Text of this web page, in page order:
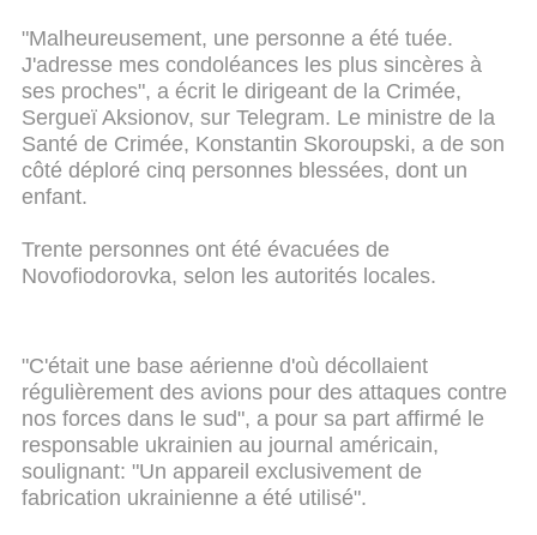
"Malheureusement, une personne a été tuée.
J'adresse mes condoléances les plus sincères à
ses proches", a écrit le dirigeant de la Crimée,
Sergueï Aksionov, sur Telegram. Le ministre de la
Santé de Crimée, Konstantin Skoroupski, a de son
côté déploré cinq personnes blessées, dont un
enfant.
Trente personnes ont été évacuées de
Novofiodorovka, selon les autorités locales.
"C'était une base aérienne d'où décollaient
régulièrement des avions pour des attaques contre
nos forces dans le sud", a pour sa part affirmé le
responsable ukrainien au journal américain,
soulignant: "Un appareil exclusivement de
fabrication ukrainienne a été utilisé".